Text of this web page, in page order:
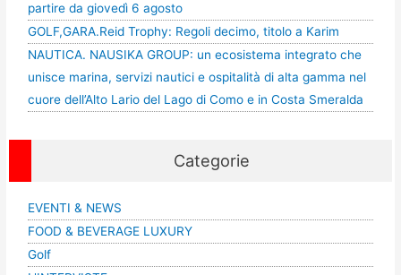
partire da giovedì 6 agosto
GOLF,GARA.Reid Trophy: Regoli decimo, titolo a Karim
NAUTICA. NAUSIKA GROUP: un ecosistema integrato che
unisce marina, servizi nautici e ospitalità di alta gamma nel
cuore dell’Alto Lario del Lago di Como e in Costa Smeralda
Categorie
EVENTI & NEWS
FOOD & BEVERAGE LUXURY
Golf